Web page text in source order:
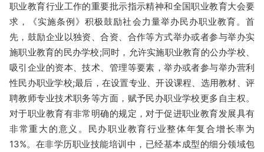
职业教育行业工作的重要批示指示精神和全国职业教育大会要
求，《实施条例》积极鼓励社会力量举办民办职业教育。 首
先，鼓励企业以独资、合资、合作等方式举办或者参与举办实
施职业教育的民办学校;同时，允许实施职业教育的公办学校、
吸引企业的资本、技术、管理等要素，举办或者参与举办营利
性民办职业学校;最后，在设置专业、开设课程、选用教材、评
聘教师专业技术职务等方面，赋予民办职业学校更多自主权。
对于职业教育有非常明确的规定，对于促进职业教育发展具有
非常重大的意义。 民办职业教育行业整体年复合增长率为
13%。 在非学历职业技能培训中，已经基本成型的细分领域包